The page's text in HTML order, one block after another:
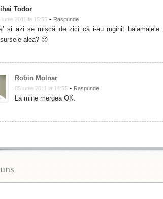
Todor
iunie 2011 la 15:55 - Raspunde
și azi se mișcă de zici că i-au ruginit
alea? 😛
Robin Molnar
05 iunie 2011 la 14:55 - Raspunde
La mine mergea OK.